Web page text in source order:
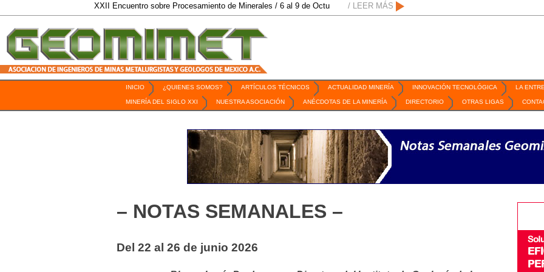
XXII Encuentro sobre Procesamiento de Minerales / 6 al 9 de Octubre de 2026 / San Luis Potosí, SLP / Mexico Mining Forum / 2 de
/ LEER MÁS
INICIO ¿QUIENES SOMOS? ARTÍCULOS TÉCNICOS ACTUALIDAD MINERÍA INNOVACIÓN TECNOLÓGICA LA
MINERÍA DEL SIGLO XXI NUESTRA ASOCIACIÓN ANÉCDOTAS DE LA MINERÍA DIRECTORIO OTRAS LIGAS
– NOTAS SEMANALES –
Del 22 al 26 de junio 2026